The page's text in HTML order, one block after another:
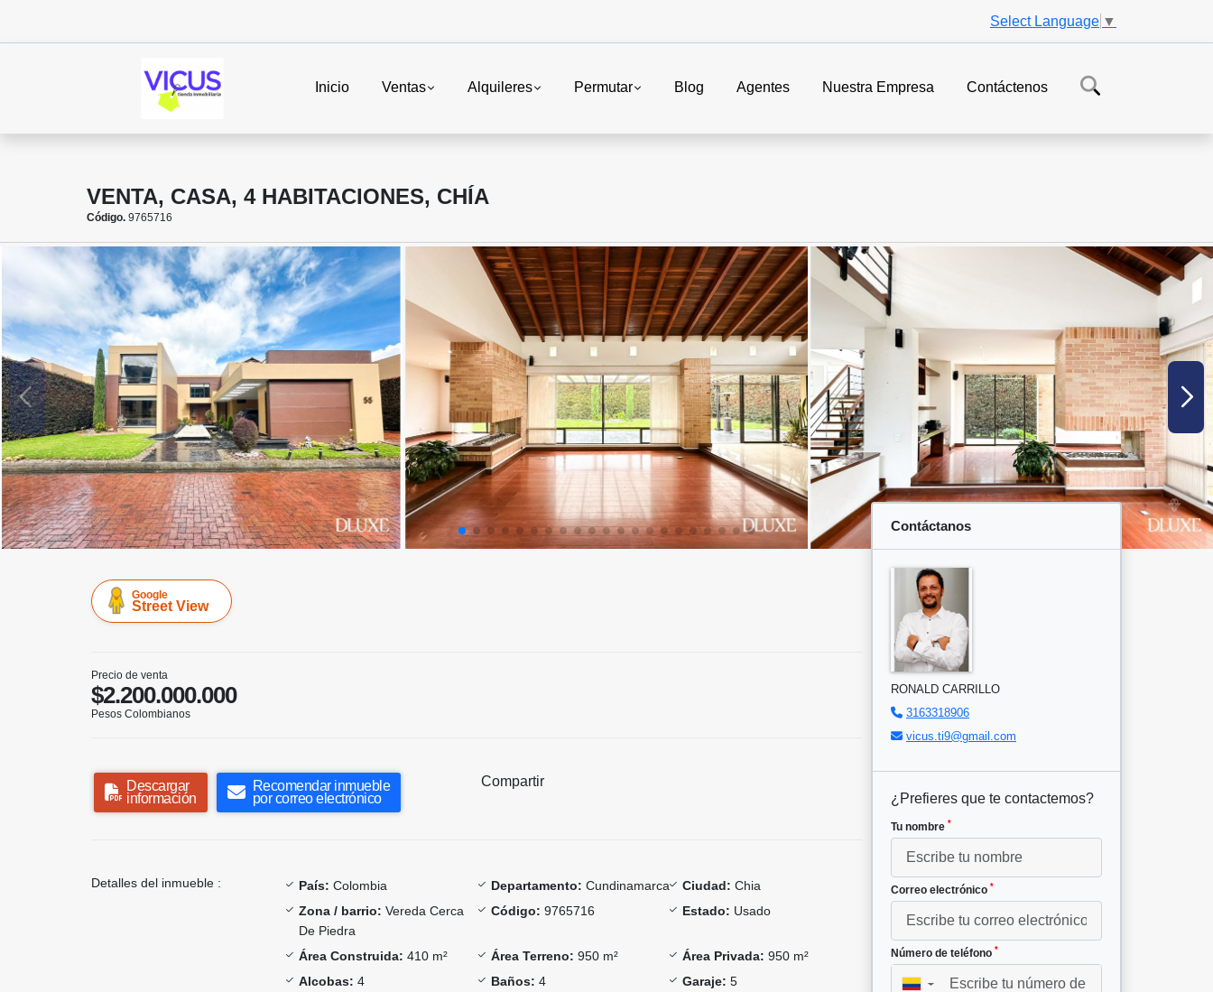
Select Language ▼
Inicio Ventas Alquileres Permutar Blog Agentes Nuestra Empresa Contáctenos
VENTA, CASA, 4 HABITACIONES, CHÍA
Código. 9765716
Google
Street View
Precio de venta
$2.200.000.000
Pesos Colombianos
Descargar
información
Recomendar inmueble
por correo electrónico
Compartir
Detalles del inmueble : País: Colombia Departamento: Cundinamarca Ciudad: Chia
Zona / barrio: Vereda Cerca
De Piedra
Código: 9765716 Estado: Usado
Área Construida: 410 m² Área Terreno: 950 m² Área Privada: 950 m²
Alcobas: 4 Baños: 4 Garaje: 5
Contáctanos
RONALD CARRILLO
3163318906
vicus.ti9@gmail.com
¿Prefieres que te contactemos?
Tu nombre *
Correo electrónico *
Número de teléfono *
▼